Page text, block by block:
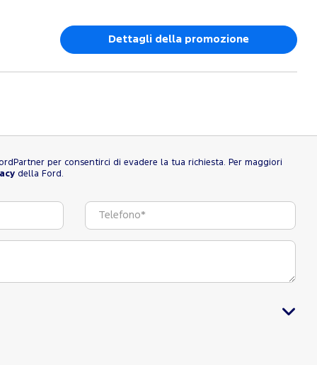
Dettagli della promozione
per consentirci di evadere la tua richiesta. Per maggiori
della Ford.